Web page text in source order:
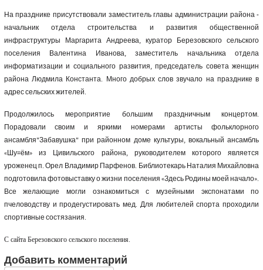
На празднике присутствовали заместитель главы администрации района -
начальник отдела строительства и развития общественной
инфраструктуры Маргарита Андреева, куратор Березовского сельского
поселения Валентина Иванова, заместитель начальника отдела
информатизации и социального развития, председатель совета женщин
района Людмила Константа. Много добрых слов звучало на празднике в
адрес сельских жителей.
Продолжилось мероприятие большим праздничным концертом.
Порадовали своим и яркими номерами артисты фольклорного
ансамбля"Забавушка" при районном доме культуры, вокальный ансамбль
«Шу=ём» из Цивильского района, руководителем которого является
уроженец п. Орел Владимир Парфенов. Библиотекарь Наталия Михайловна
подготовила фотовыставку о жизни поселения «Здесь Родины моей начало».
Все желающие могли ознакомиться с музейными экспонатами по
пчеловодству и продегустировать мед. Для любителей спорта проходили
спортивные состязания.
С сайта Березовского сельского поселения.
Добавить комментарий